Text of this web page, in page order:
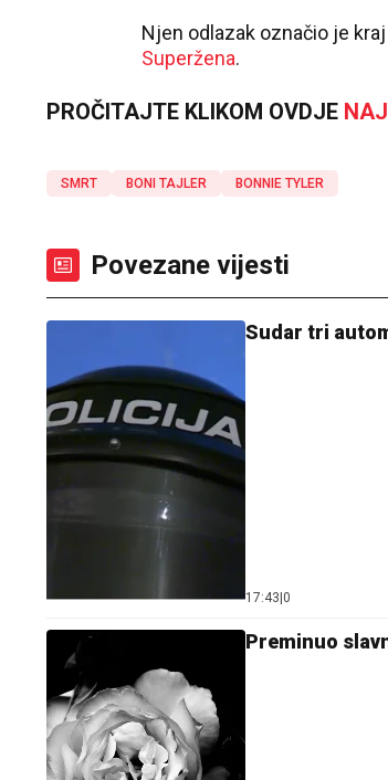
Njen odlazak označio je
Superžena.
PROČITAJTE KLIKOM OVDJE
SMRT BONI TAJLER BONNIE TYLER
Povezane vijesti
Sudar tri
17:43 0
Preminuo